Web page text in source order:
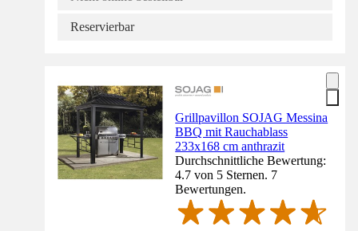
Reservierbar
Grillpavillon SOJAG Messina
BBQ mit Rauchablass
233x168 cm anthrazit
Durchschnittliche Bewertung:
4.7 von 5 Sternen. 7
Bewertungen.